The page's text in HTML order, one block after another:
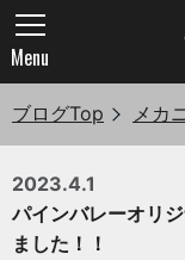
Menu
ブログTop メカ
2023.4.1
パインバレーオリ
ました！！